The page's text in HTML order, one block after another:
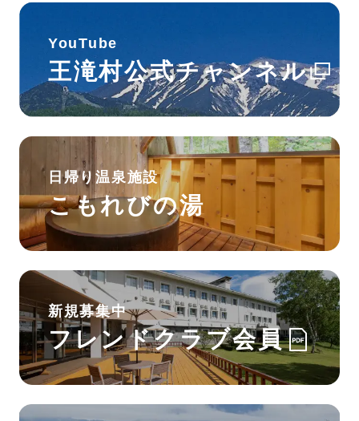
YouTube
王滝村公式チャンネル
日帰り温泉施設
こもれびの湯
新規募集中
フレンドクラブ会員